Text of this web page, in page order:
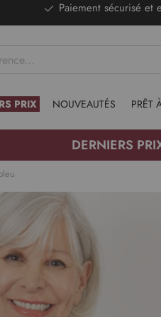
DERNIERS
PRIX NOUVEAUTÉS PRÊT
DERNIERS